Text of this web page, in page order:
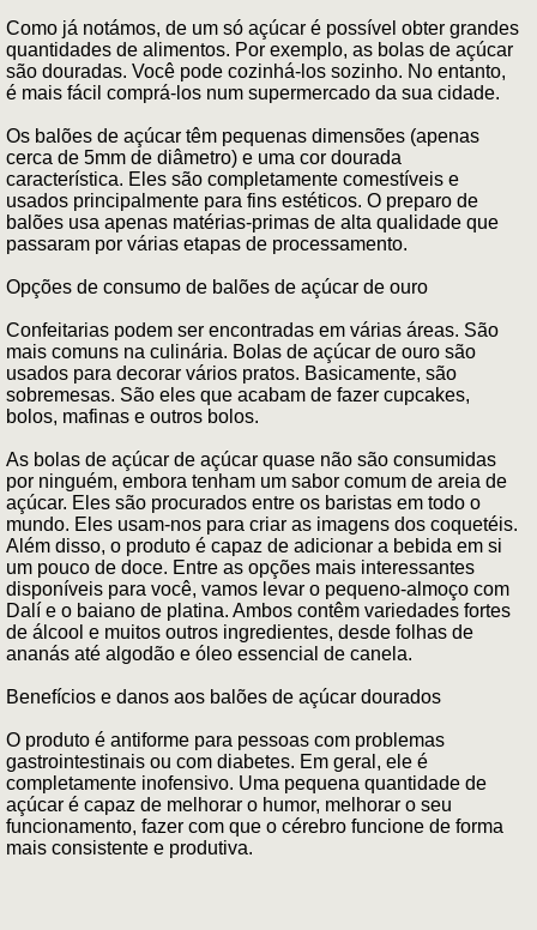
Como já notámos, de um só açúcar é possível obter grandes
quantidades de alimentos. Por exemplo, as bolas de açúcar
são douradas. Você pode cozinhá-los sozinho. No entanto,
é mais fácil comprá-los num supermercado da sua cidade.
Os balões de açúcar têm pequenas dimensões (apenas
cerca de 5mm de diâmetro) e uma cor dourada
característica. Eles são completamente comestíveis e
usados principalmente para fins estéticos. O preparo de
balões usa apenas matérias-primas de alta qualidade que
passaram por várias etapas de processamento.
Opções de consumo de balões de açúcar de ouro
Confeitarias podem ser encontradas em várias áreas. São
mais comuns na culinária. Bolas de açúcar de ouro são
usados para decorar vários pratos. Basicamente, são
sobremesas. São eles que acabam de fazer cupcakes,
bolos, mafinas e outros bolos.
As bolas de açúcar de açúcar quase não são consumidas
por ninguém, embora tenham um sabor comum de areia de
açúcar. Eles são procurados entre os baristas em todo o
mundo. Eles usam-nos para criar as imagens dos coquetéis.
Além disso, o produto é capaz de adicionar a bebida em si
um pouco de doce. Entre as opções mais interessantes
disponíveis para você, vamos levar o pequeno-almoço com
Dalí e o baiano de platina. Ambos contêm variedades fortes
de álcool e muitos outros ingredientes, desde folhas de
ananás até algodão e óleo essencial de canela.
Benefícios e danos aos balões de açúcar dourados
O produto é antiforme para pessoas com problemas
gastrointestinais ou com diabetes. Em geral, ele é
completamente inofensivo. Uma pequena quantidade de
açúcar é capaz de melhorar o humor, melhorar o seu
funcionamento, fazer com que o cérebro funcione de forma
mais consistente e produtiva.